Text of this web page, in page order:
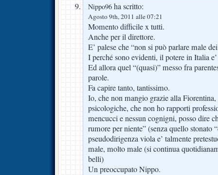
Nippo96 ha scritto:
Agosto 9th, 2011 alle 07:21
Momento difficile x tutti.
Anche per il direttore.
E’ palese che “non si può parlare male
I perché sono evidenti, il potere in Italia
Ed allora quel “(quasi)” messo fra
parole.
Fa capire tanto, tantissimo.
Io, che non mangio grazie alla
psicologiche, che non ho rapporti
mencucci e nessun cognigni, posso dire
rumore per niente” (senza quello stonato
pseudodirigenza viola e’ talmente
male, molto male (si continua
belli)
Un preoccupato Nippo.